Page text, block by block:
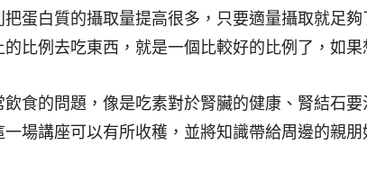
蛋白質的攝取量提高很多，只要適量攝取就足
比例去吃東西，就是一個比較好的比例了，如
食的問題，像是吃素對於腎臟的健康、腎結石
場講座可以有所收穫，並將知識帶給周邊的親